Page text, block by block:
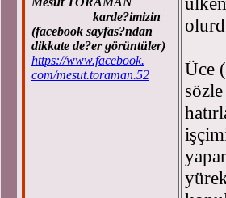
karde?imizin
(facebook sayfas?ndan
dikkate de?er görüntüler)
https://www.facebook.
com/mesut.toraman.52
Üce